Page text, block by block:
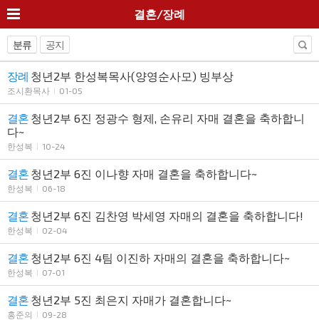
결혼/장례
분류 공지
장례 청년2부 한성복목사(양영순사모) 빙부상
조시환목사 01-05
결혼 청년2부 6진 정광수 형제, 손유리 자매 결혼을 축하합니
다~
한성복 10-24
결혼 청년2부 6진 이나향 자매 결혼을 축하합니다~
한성복 06-18
결혼 청년2부 6진 김찬영 박세영 자매의 결혼을 축하합니다!
한성복 02-04
결혼 청년2부 6진 4팀 이진하 자매의 결혼을 축하합니다~
한성복 07-01
결혼 청년2부 5진 최은지 자매가 결혼합니다~
홍준의 09-28